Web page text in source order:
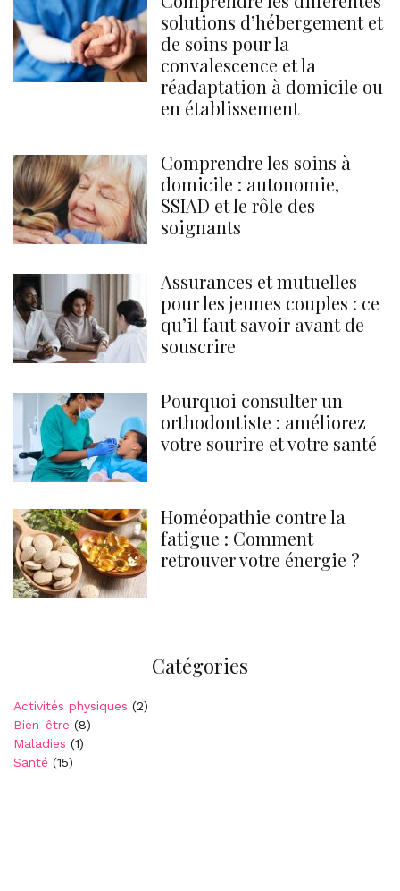
solutions d’hébergement et
de soins pour la
convalescence et la
réadaptation à domicile ou
en établissement
Comprendre les soins à
domicile : autonomie,
SSIAD et le rôle des
soignants
Assurances et mutuelles
pour les jeunes couples : ce
qu’il faut savoir avant de
souscrire
Pourquoi consulter un
orthodontiste : améliorez
votre sourire et votre santé
Homéopathie contre la
fatigue : Comment
retrouver votre énergie ?
Catégories
Activités physiques (2)
Bien-être (8)
Maladies (1)
Santé (15)